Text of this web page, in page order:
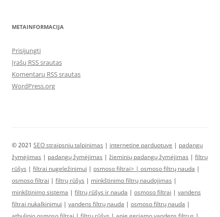
METAINFORMACIJA
Prisijungti
Įrašų RSS srautas
Komentarų RSS srautas
WordPress.org
© 2021 SEO straipsniu talpinimas | internetine parduotuve | padangų
žymėjimas | padangų žymėjimas | žieminių padangų žymėjimas | filtrų
rūšys | filtrai nugeležinimui | osmoso filtrai> | osmoso filtrų nauda |
osmoso filtrai | filtrų rūšys | minkštinimo filtrų naudojimas |
minkštinimo sistema | filtrų rūšys ir nauda | osmoso filtrai | vandens
filtrai nukalkinimui | vandens filtrų nauda | osmoso filtrų nauda |